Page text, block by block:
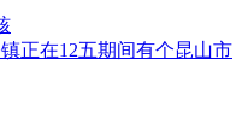
正在12五期间有个昆山市